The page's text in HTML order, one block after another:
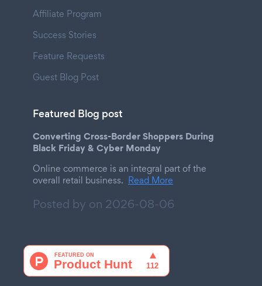
Affiliate Program
Success Stories
Feature Requests
Guest Blog Post
Featured Blog post
Converting Cross-Border Shoppers During
Black Friday & Cyber Monday
Online commerce is an integral part of the
overall retail business. Read More
Posted by on 2026-08-06